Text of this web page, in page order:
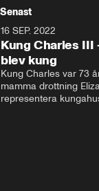
Senast
16 SEP. 2022
Kung Charles
blev kung
Kung Charles var 73
mamma drottning
representera